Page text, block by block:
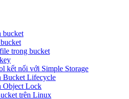
bucket
trong bucket
kết nối với Simple Storage
Bucket Lifecycle
Object Lock
trên Linux